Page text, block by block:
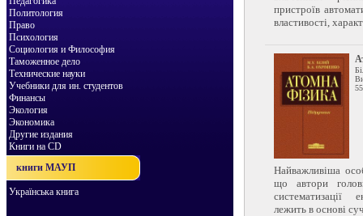
Политология
Право
Психология
Социология и Философия
Таможенное дело
Технические науки
Учебники для ин. студентов
Финансы
Экология
Экономика
Другие издания
Книги на CD
книги МАУП
Українська книга
пристроїв
властивості,
Найважливіша
що автори
систематизації
лежить в основі